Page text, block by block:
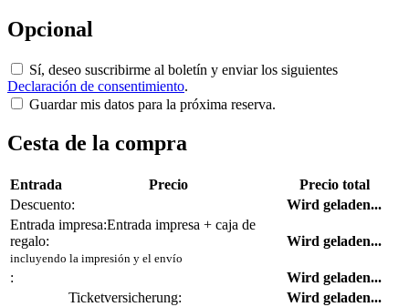
Opcional
Sí, deseo suscribirme al boletín y enviar los siguientes
Declaración de consentimiento.
Guardar mis datos para la próxima reserva.
Cesta de la compra
Entrada Precio
Precio total
Descuento:
Wird geladen...
Entrada impresa:Entrada impresa + caja de
regalo:
incluyendo la impresión y el envío
Wird geladen...
:
Wird geladen...
Ticketversicherung:
Wird geladen...